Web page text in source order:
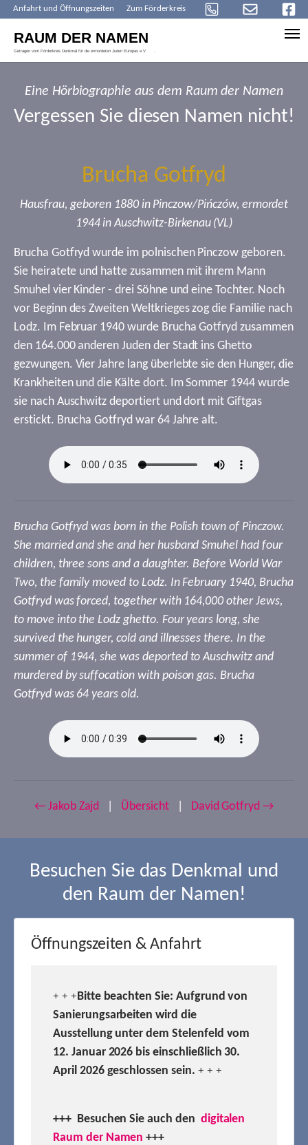
Anfahrt und Öffnungszeiten Zum Förderkreis
Eine Hörbiographie aus dem Raum der Namen
Vergessen Sie diesen Namen nicht!
Brucha Gotfryd
Hausfrau, geboren 1880 in Pinczow/Pińczów, ermordet
1944 in Auschwitz-Birkenau (VL)
Brucha Gotfryd wurde im polnischen Pinczow geboren.
Sie heiratete und hatte zusammen mit ihrem Mann
Smuhel vier Kinder - drei Söhne und eine Tochter. Noch
vor Beginn des Zweiten Weltkrieges zog die Familie nach
Lodz. Im Februar 1940 wurde Brucha Gotfryd zusammen
den 164.000 anderen Juden der Stadt ins Ghetto
gezwungen. Vier Jahre lang überlebte sie den Hunger, die
Krankheiten und die Kälte dort. Im Sommer 1944 wurde
sie nach Auschwitz deportiert und dort mit Giftgas
erstickt. Brucha Gotfryd war 64 Jahre alt.
Brucha Gotfryd was born in the Polish town of Pinczow.
She married and she and her husband Smuhel had four
children, three sons and a daughter. Before World War
Two, the family moved to Lodz. In February 1940, Brucha
Gotfryd was forced, together with 164,000 other Jews,
to move into the Lodz ghetto. Four years long, she
survived the hunger, cold and illnesses there. In the
summer of 1944, she was deported to Auschwitz and
murdered by suffocation with poison gas. Brucha
Gotfryd was 64 years old.
← Jakob Zajd Übersicht David Gotfryd →
Besuchen Sie das Denkmal und
den Raum der Namen!
Öffnungszeiten & Anfahrt
+ + +Bitte beachten Sie: Aufgrund von
Sanierungsarbeiten wird die
Ausstellung unter dem Stelenfeld vom
12. Januar 2026 bis einschließlich 30.
April 2026 geschlossen sein. + + +
+++ Besuchen Sie auch den digitalen
Raum der Namen +++